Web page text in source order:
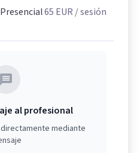
65 EUR / sesión
al profesional
mediante